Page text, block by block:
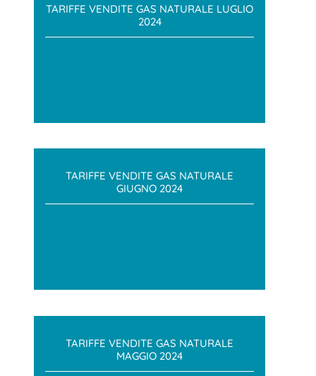
TARIFFE VENDITE GAS NATURALE LUGLIO
2024
TARIFFE VENDITE GAS NATURALE
GIUGNO 2024
TARIFFE VENDITE GAS NATURALE
MAGGIO 2024